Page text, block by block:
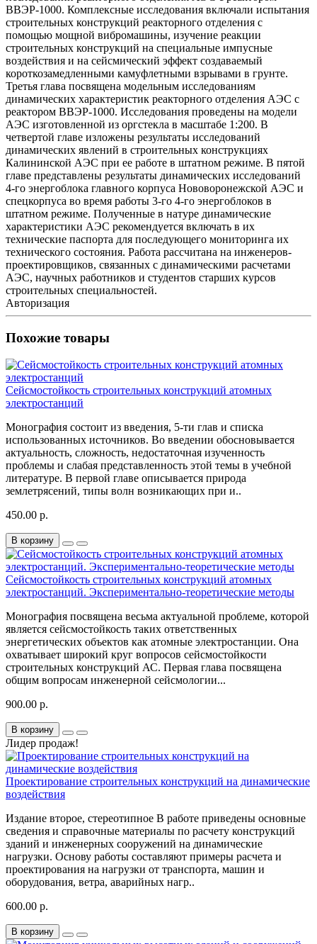
ВВЭР-1000. Комплексные исследования включали испытания
строительных конструкций реакторного отделения с
помощью мощной вибромашины, изучение реакции
строительных конструкций на специальные импусные
воздействия и на сейсмический эффект создаваемый
короткозамедленными камуфлетными взрывами в грунте.
Третья глава посвящена модельным исследованиям
динамических характеристик реакторного отделения АЭС с
реактором ВВЭР-1000. Исследования проведены на модели
АЭС изготовленной из оргстекла в масштабе 1:200. В
четвертой главе изложены результаты исследований
динамических явлений в строительных конструкциях
Калининской АЭС при ее работе в штатном режиме. В пятой
главе представлены результаты динамических исследований
4-го энергоблока главного корпуса Нововоронежской АЭС и
спецкорпуса во время работы 3-го 4-го энергоблоков в
штатном режиме. Полученные в натуре динамические
характеристики АЭС рекомендуется включать в их
технические паспорта для последующего мониторинга их
технического состояния. Работа рассчитана на инженеров-
проектировщиков, связанных с динамическими расчетами
АЭС, научных работников и студентов старших курсов
строительных специальностей.
Авторизация
Похожие товары
Сейсмостойкость строительных конструкций атомных
электростанций
Монография состоит из введения, 5-ти глав и списка
использованных источников. Во введении обосновывается
актуальность, сложность, недостаточная изученность
проблемы и слабая представленность этой темы в учебной
литературе. В первой главе описывается природа
землетрясений, типы волн возникающих при и..
450.00 р.
В корзину
Сейсмостойкость строительных конструкций атомных
электростанций. Экспериментально-теоретические методы
Монография посвящена весьма актуальной проблеме, которой
является сейсмостойкость таких ответственных
энергетических объектов как атомные электростанции. Она
охватывает широкий круг вопросов сейсмостойкости
строительных конструкций АС. Первая глава посвящена
общим вопросам инженерной сейсмологии...
900.00 р.
В корзину
Лидер продаж!
Проектирование строительных конструкций на динамические
воздействия
Издание второе, стереотипное В работе приведены основные
сведения и справочные материалы по расчету конструкций
зданий и инженерных сооружений на динамические
нагрузки. Основу работы составляют примеры расчета и
проектирования на нагрузки от транспорта, машин и
оборудования, ветра, аварийных нагр..
600.00 р.
В корзину